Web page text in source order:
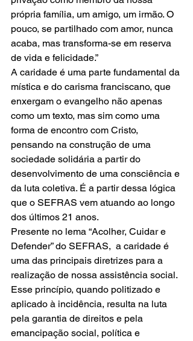
própria família, um amigo, um irmão. O
pouco, se partilhado com amor, nunca
acaba, mas transforma-se em reserva
de vida e felicidade.”
A caridade é uma parte fundamental da
mística e do carisma franciscano, que
enxergam o evangelho não apenas
como um texto, mas sim como uma
forma de encontro com Cristo,
pensando na construção de uma
sociedade solidária a partir do
desenvolvimento de uma consciência e
da luta coletiva. É a partir dessa lógica
que o SEFRAS vem atuando ao longo
dos últimos 21 anos.
Presente no lema “Acolher, Cuidar e
Defender” do SEFRAS,  a caridade é
uma das principais diretrizes para a
realização de nossa assistência social.
Esse princípio, quando politizado e
aplicado à incidência, resulta na luta
pela garantia de direitos e pela
emancipação social, política e